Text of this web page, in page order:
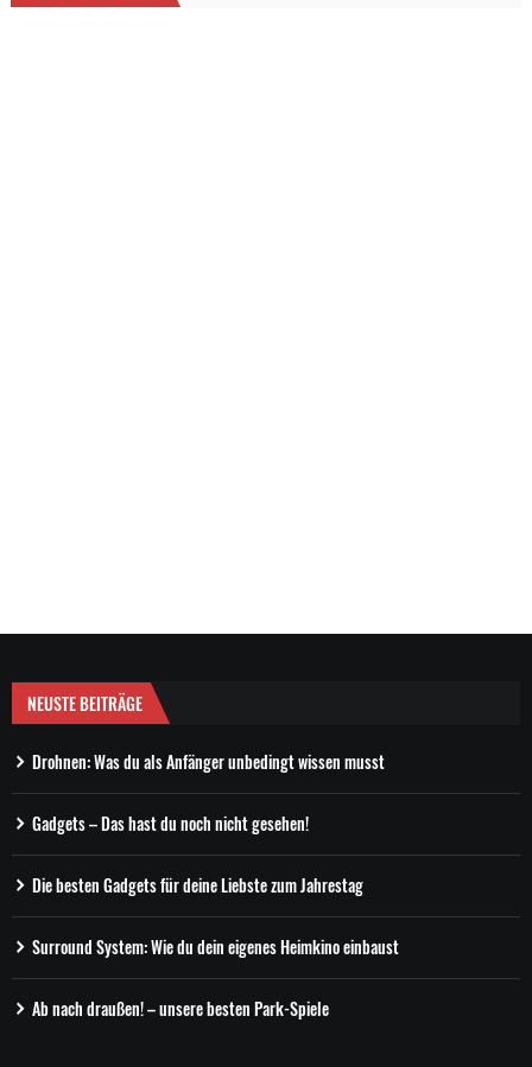
NEUSTE BEITRÄGE
Drohnen: Was du als Anfänger unbedingt wissen musst
Gadgets – Das hast du noch nicht gesehen!
Die besten Gadgets für deine Liebste zum Jahrestag
Surround System: Wie du dein eigenes Heimkino einbaust
Ab nach draußen! – unsere besten Park-Spiele